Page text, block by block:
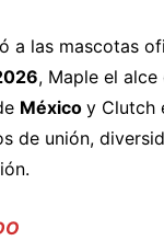
a las mascotas
, Maple el alce
México y Clutch
de unión,